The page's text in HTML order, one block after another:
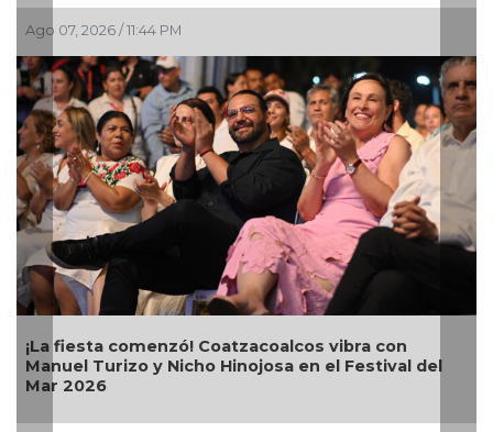
Ago 07, 2026 / 11:44 PM
¡La fiesta comenzó! Coatzacoalcos vibra con
Manuel Turizo y Nicho Hinojosa en el Festival del
Mar 2026